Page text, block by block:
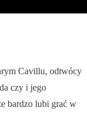
Cavillu, odtwócy
czy i jego
bardzo lubi grać w